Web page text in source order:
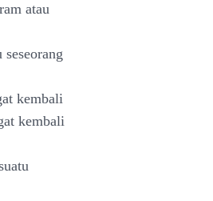
atau
kembali
kembali